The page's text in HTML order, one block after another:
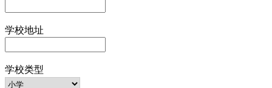
学校地址
学校类型